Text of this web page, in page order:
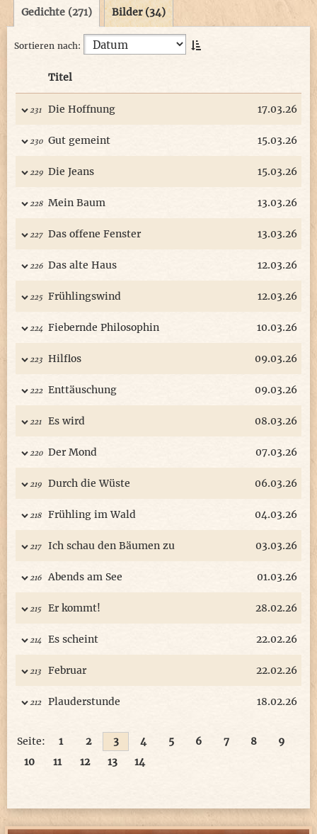
Gedichte (271) Bilder (34)
Sortieren nach:
Titel
231 Die Hoffnung 17.03.26
230 Gut gemeint 15.03.26
229 Die Jeans 15.03.26
228 Mein Baum 13.03.26
227 Das offene Fenster 13.03.26
226 Das alte Haus 12.03.26
225 Frühlingswind 12.03.26
224 Fiebernde Philosophin 10.03.26
223 Hilflos 09.03.26
222 Enttäuschung 09.03.26
221 Es wird 08.03.26
220 Der Mond 07.03.26
219 Durch die Wüste 06.03.26
218 Frühling im Wald 04.03.26
217 Ich schau den Bäumen zu 03.03.26
216 Abends am See 01.03.26
215 Er kommt! 28.02.26
214 Es scheint 22.02.26
213 Februar 22.02.26
212 Plauderstunde 18.02.26
Seite: 1 2 3 4 5 6 7 8
9
10
11 12 13 14